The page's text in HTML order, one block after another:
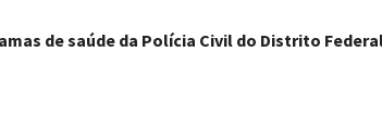
de saúde da Polícia Civil do Distrito